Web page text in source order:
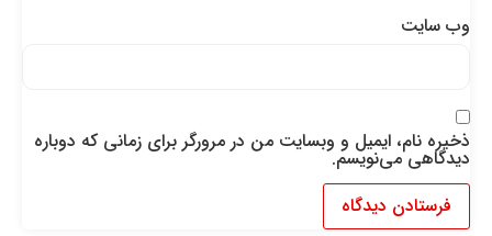
وب‌ سایت
ذخیره نام، ایمیل و وبسایت من در مرورگر برای زمانی که دوباره
دیدگاهی می‌نویسم.